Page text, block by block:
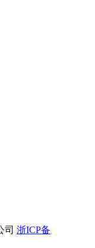
司 浙ICP备